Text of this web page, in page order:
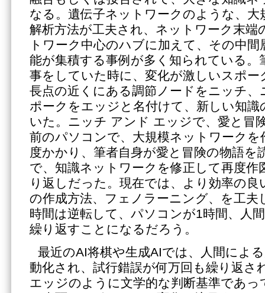
なる。遺伝子ネットワークのような、
解析方法が工夫され、ネットワーク末端
トワーク中心のハブに加えて、その中間
能が集積する事例が多く知られている。
事をしていた時に、変化が激しいスポ
長点の近くにある調節ノードをニッチ
ポークをエッジと名付けて、新しい知
いた。ニッチ アンド エッジで、愛と冒
前のパソコンで、大規模ネットワークを
度かかり、筆者自身が愛と冒険の物語を
で、知識ネットワークを修正して再度作
り返しだった。現在では、より効率の
の作成方法、フェノラーニング、を工夫
時間は逆転して、パソコンが1時間、人
繰り返すことになるだろう。
最近のAI将棋や生成AIでは、人間によ
動化され、試行錯誤が何万回も繰り返さ
エッジのように文学的な判断基準であ